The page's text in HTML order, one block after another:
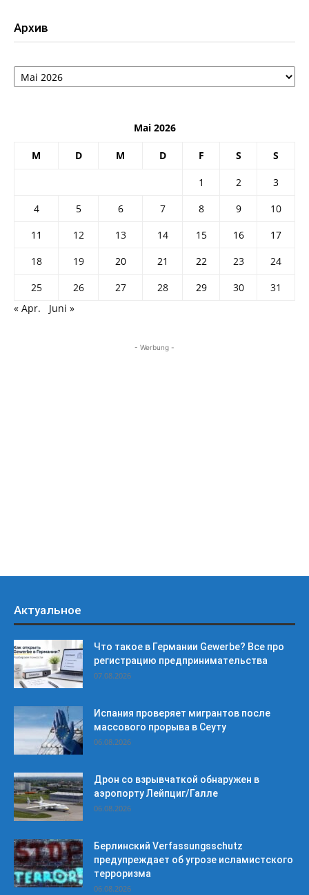
Архив
Архив
Mai 2026
M D M D F S S
1 2
3
4
5 6 7 8 9
10
11
12 13 14 15 16
17
18
19 20 21 22 23
24
25
26 27 28 29 30
31
« Apr.
Juni »
- Werbung -
Актуальное
Что такое в Германии Gewerbe? Все про
регистрацию предпринимательства
07.08.2026
Испания проверяет мигрантов после
массового прорыва в Сеуту
06.08.2026
Дрон со взрывчаткой обнаружен в
аэропорту Лейпциг/Галле
06.08.2026
Берлинский Verfassungsschutz
предупреждает об угрозе исламистского
терроризма
06.08.2026